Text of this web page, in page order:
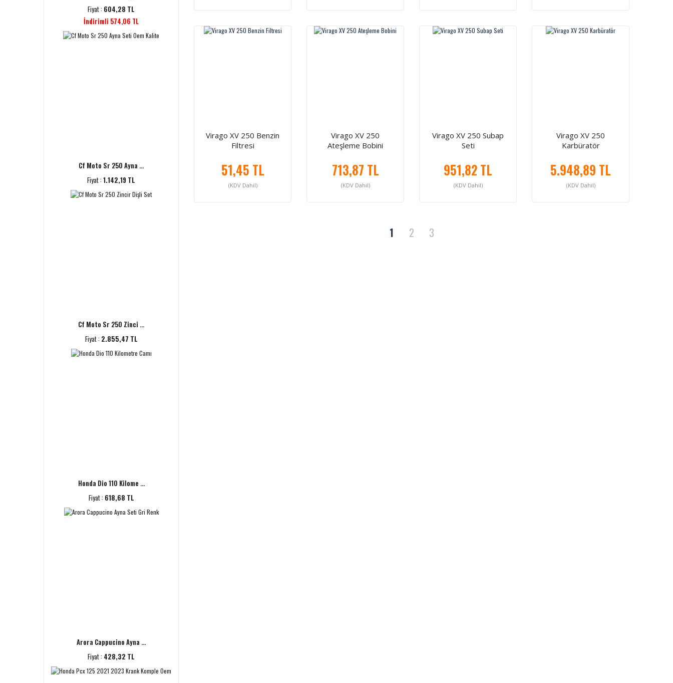
Fiyat : 604,28 TL
İndirimli 574,06 TL
Cf Moto Sr 250 Ayna ...
Fiyat : 1.142,19 TL
Cf Moto Sr 250 Zinci ...
Fiyat : 2.855,47 TL
Honda Dio 110 Kilome ...
Fiyat : 618,68 TL
Arora Cappucino Ayna ...
Fiyat : 428,32 TL
Virago XV 250 Benzin
Filtresi
51,45 TL
(KDV Dahil)
Virago XV 250
Ateşleme Bobini
713,87 TL
(KDV Dahil)
Virago XV 250 Subap
Seti
951,82 TL
(KDV Dahil)
Virago XV 250
Karbüratör
5.948,89 TL
(KDV Dahil)
1 2 3